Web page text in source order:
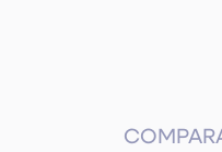
¿Cuál es la